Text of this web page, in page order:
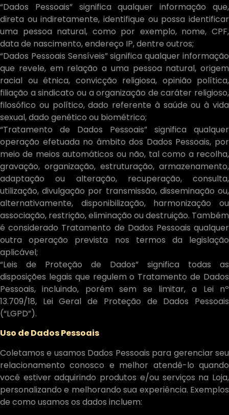
“Dados Pessoais” significa qualquer informação que,
direta ou indiretamente, identifique ou possa identificar
uma pessoa natural, como por exemplo, nome, CPF,
data de nascimento, endereço IP, dentre outros;
“Dados Pessoais Sensíveis” significa qualquer informação
que revele, em relação a uma pessoa natural, origem
racial ou étnica, convicção religiosa, opinião política,
filiação a sindicato ou a organização de caráter religioso,
filosófico ou político, dado referente à saúde ou à vida
sexual, dado genético ou biométrico;
“Tratamento de Dados Pessoais” significa qualquer
operação efetuada no âmbito dos Dados Pessoais, por
meio de meios automáticos ou não, tal como a recolha,
gravação, organização, estruturação, armazenamento,
adaptação ou alteração, recuperação, consulta,
utilização, divulgação por transmissão, disseminação ou,
alternativamente, disponibilização, harmonização ou
associação, restrição, eliminação ou destruição. Também
é considerado Tratamento de Dados Pessoais qualquer
outra operação prevista nos termos da legislação
aplicável;
“Leis de Proteção de Dados” significa todas as
disposições legais que regulem o Tratamento de Dados
Pessoais, incluindo, porém sem se limitar, a Lei nº
13.709/18, Lei Geral de Proteção de Dados Pessoais
(“LGPD”).
Uso de Dados Pessoais
Coletamos e usamos Dados Pessoais para gerenciar seu
relacionamento conosco e melhor atendê-lo quando
você estiver adquirindo produtos e/ou serviços na Loja,
personalizando e melhorando sua experiência. Exemplos
de como usamos os dados incluem: